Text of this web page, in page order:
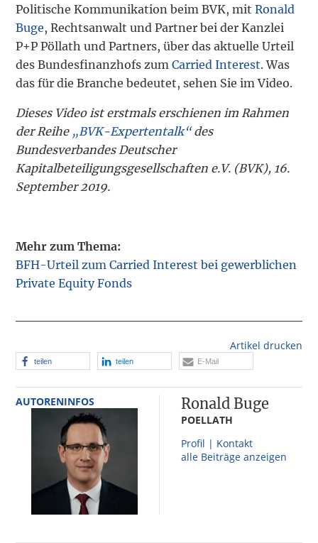
Politische Kommunikation beim BVK, mitRonald
Buge, Rechtsanwalt und Partner bei der Kanzlei
P+P Pöllath und Partners, über das aktuelle Urteil
des Bundesfinanzhofs zumCarried Interest. Was
das für die Branche bedeutet, sehen Sie im Video.
Dieses Video ist erstmals erschienen im Rahmen
der Reihe „BVK-Expertentalk“des
Bundesverbandes Deutscher
Kapitalbeteiligungsgesellschaften e.V. (BVK), 16.
September 2019.
Mehr zum Thema:
BFH-Urteil zum Carried Interest bei gewerblichen
Private Equity Fonds
Artikel drucken
teilen teilen E-Mail
AUTORENINFOS Ronald Buge
POELLATH
Profil | Kontakt
alle Beiträge anzeigen